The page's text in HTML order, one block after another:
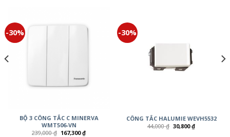
-30%
BỘ 3 CÔNG TẮC C MINERVA
WMT506-VN
239,000₫ 167,300₫
-30%
CÔNG TẮC HALUMIE WEVH5532
44,000₫ 30,800₫